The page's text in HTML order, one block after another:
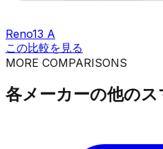
Reno13 A
この比較を見る
MORE COMPARISONS
各メーカーの他の